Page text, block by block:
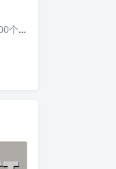
完。